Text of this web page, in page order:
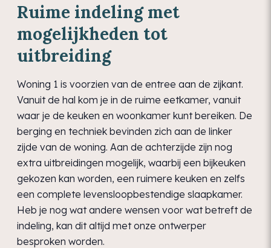
Ruime indeling met
mogelijkheden tot
uitbreiding
Woning 1 is voorzien van de entree aan de zijkant.
Vanuit de hal kom je in de ruime eetkamer, vanuit
waar je de keuken en woonkamer kunt bereiken. De
berging en techniek bevinden zich aan de linker
zijde van de woning. Aan de achterzijde zijn nog
extra uitbreidingen mogelijk, waarbij een bijkeuken
gekozen kan worden, een ruimere keuken en zelfs
een complete levensloopbestendige slaapkamer.
Heb je nog wat andere wensen voor wat betreft de
indeling, kan dit altijd met onze ontwerper
besproken worden.